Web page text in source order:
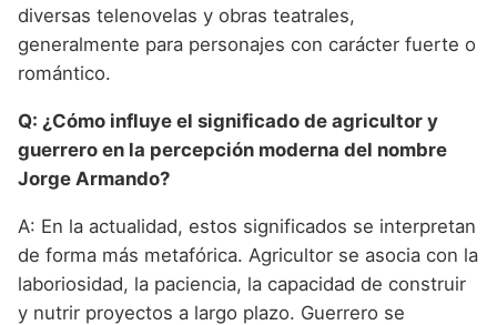
diversas telenovelas y obras teatrales,
generalmente para personajes con carácter fuerte o
romántico.
Q: ¿Cómo influye el significado de agricultor y
guerrero en la percepción moderna del nombre
Jorge Armando?
A: En la actualidad, estos significados se interpretan
de forma más metafórica. Agricultor se asocia con la
laboriosidad, la paciencia, la capacidad de construir
y nutrir proyectos a largo plazo. Guerrero se